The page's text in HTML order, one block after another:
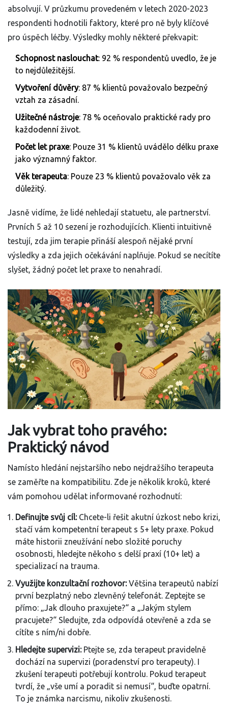
absolvují. V průzkumu provedeném v letech 2020-2023
respondenti hodnotili faktory, které pro ně byly klíčové
pro úspěch léčby. Výsledky mohly některé překvapit:
Schopnost naslouchat: 92 % respondentů uvedlo, že je
to nejdůležitější.
Vytvoření důvěry: 87 % klientů považovalo bezpečný
vztah za zásadní.
Užitečné nástroje: 78 % oceňovalo praktické rady pro
každodenní život.
Počet let praxe: Pouze 31 % klientů uvádělo délku praxe
jako významný faktor.
Věk terapeuta: Pouze 23 % klientů považovalo věk za
důležitý.
Jasně vidíme, že lidé nehledají statuetu, ale partnerství.
Prvních 5 až 10 sezení je rozhodujících. Klienti intuitivně
testují, zda jim terapie přináší alespoň nějaké první
výsledky a zda jejich očekávání naplňuje. Pokud se necítíte
slyšet, žádný počet let praxe to nenahradí.
Jak vybrat toho pravého:
Praktický návod
Namísto hledání nejstaršího nebo nejdražšího terapeuta
se zaměřte na kompatibilitu. Zde je několik kroků, které
vám pomohou udělat informované rozhodnutí:
Definujte svůj cíl:Chcete-li řešit akutní úzkost nebo krizi,
stačí vám kompetentní terapeut s 5+ lety praxe. Pokud
máte historii zneužívání nebo složité poruchy
osobnosti, hledejte někoho s delší praxí (10+ let) a
specializací na trauma.
Využijte konzultační rozhovor:Většina terapeutů nabízí
první bezplatný nebo zlevněný telefonát. Zeptejte se
přímo: „Jak dlouho praxujete?“ a „Jakým stylem
pracujete?“ Sledujte, zda odpovídá otevřeně a zda se
cítíte s ním/ni dobře.
Hledejte supervizi:Ptejte se, zda terapeut pravidelně
dochází na supervizi (poradenství pro terapeuty). I
zkušení terapeuti potřebují kontrolu. Pokud terapeut
tvrdí, že „vše umí a poradit si nemusí“, buďte opatrní.
To je známka narcismu, nikoliv zkušenosti.